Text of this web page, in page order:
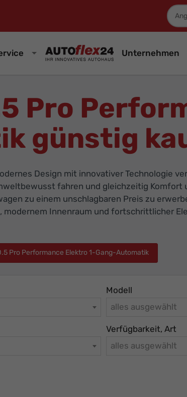
Unternehmen
Pro
günstig
Design mit innovativer Technologie
fahren und gleichzeitig
zu einem unschlagbaren Preis zu
modernem Innenraum und fortschrittlicher
Pro Performance Elektro 1-Gang-Automatik
Modell
alles ausgewählt
Verfügbarkeit, Art
alles ausgewählt